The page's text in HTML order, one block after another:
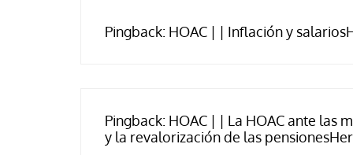
Pingback: HOAC | | Inflación y
Pingback: HOAC | | La HOAC ante las
y la revalorización de las